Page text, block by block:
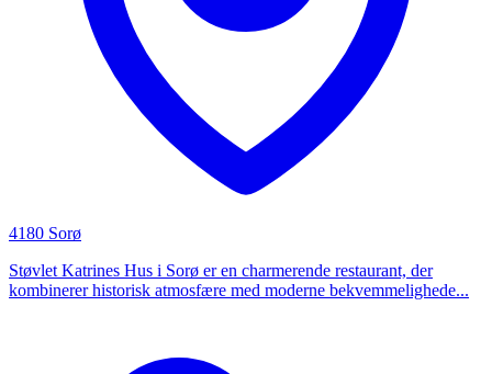
4180 Sorø
Støvlet Katrines Hus i Sorø er en charmerende restaurant, der
kombinerer historisk atmosfære med moderne bekvemmelighede...